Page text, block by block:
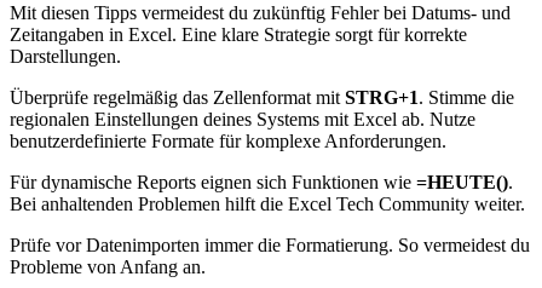
Mit diesen Tipps vermeidest du zukünftig Fehler bei Datums- und
Zeitangaben in Excel. Eine klare Strategie sorgt für korrekte
Darstellungen.
Überprüfe regelmäßig das Zellenformat mit STRG+1. Stimme die
regionalen Einstellungen deines Systems mit Excel ab. Nutze
benutzerdefinierte Formate für komplexe Anforderungen.
Für dynamische Reports eignen sich Funktionen wie =HEUTE().
Bei anhaltenden Problemen hilft die Excel Tech Community weiter.
Prüfe vor Datenimporten immer die Formatierung. So vermeidest du
Probleme von Anfang an.